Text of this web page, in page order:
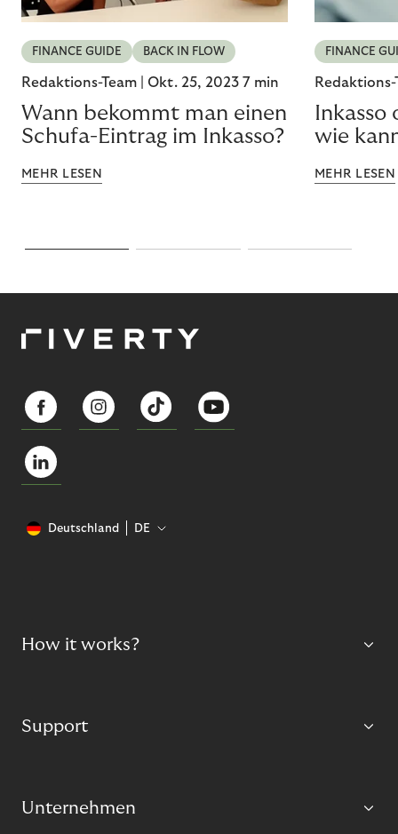
FINANCE GUIDE BACK IN FLOW
Redaktions-Team | Okt. 25, 2023 7 min
Wann bekommt man einen
Schufa-Eintrag im Inkasso?
MEHR LESEN
FINANCE
Inkasso
wie
MEHR LESEN
Deutschland DE
How it works?
Support
Unternehmen